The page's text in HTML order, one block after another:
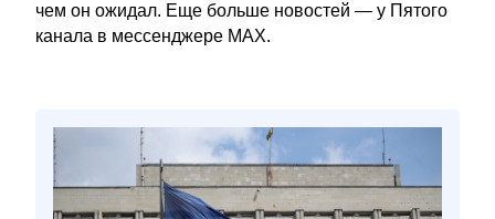
чем он ожидал. Еще больше новостей — у Пятого
канала в мессенджере MAX.